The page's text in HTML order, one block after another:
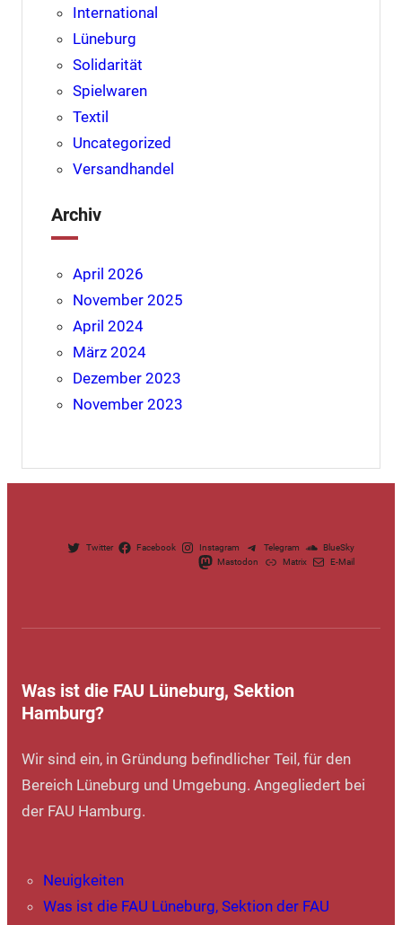
International
Lüneburg
Solidarität
Spielwaren
Textil
Uncategorized
Versandhandel
Archiv
April 2026
November 2025
April 2024
März 2024
Dezember 2023
November 2023
Twitter Facebook Instagram Telegram
BlueSky
Mastodon
Matrix E-Mail
Was ist die FAU Lüneburg, Sektion
Hamburg?
Wir sind ein, in Gründung befindlicher Teil, für den
Bereich Lüneburg und Umgebung. Angegliedert bei
der FAU Hamburg.
Neuigkeiten
Was ist die FAU Lüneburg, Sektion der FAU